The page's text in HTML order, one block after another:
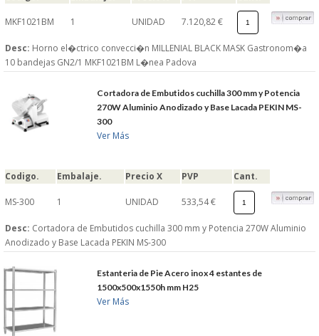
MKF1021BM 1 UNIDAD 7.120,82 €
Desc: Horno el�ctrico convecci�n MILLENIAL BLACK MASK Gastronom�a
10 bandejas GN2/1 MKF1021BM L�nea Padova
Cortadora de Embutidos cuchilla 300 mm y Potencia
270W Aluminio Anodizado y Base Lacada PEKIN MS-
300
Ver Más
Codigo. Embalaje. Precio X PVP Cant.
MS-300 1 UNIDAD 533,54 €
Desc: Cortadora de Embutidos cuchilla 300 mm y Potencia 270W Aluminio
Anodizado y Base Lacada PEKIN MS-300
Estanteria de Pie Acero inox 4 estantes de
1500x500x1550h mm H25
Ver Más